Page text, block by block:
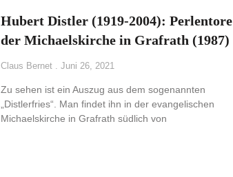
Hubert Distler (1919-2004): Perlentore
der Michaelskirche in Grafrath (1987)
Claus Bernet Juni 26, 2021
Zu sehen ist ein Auszug aus dem sogenannten
„Distlerfries“. Man findet ihn in der evangelischen
Michaelskirche in Grafrath südlich von